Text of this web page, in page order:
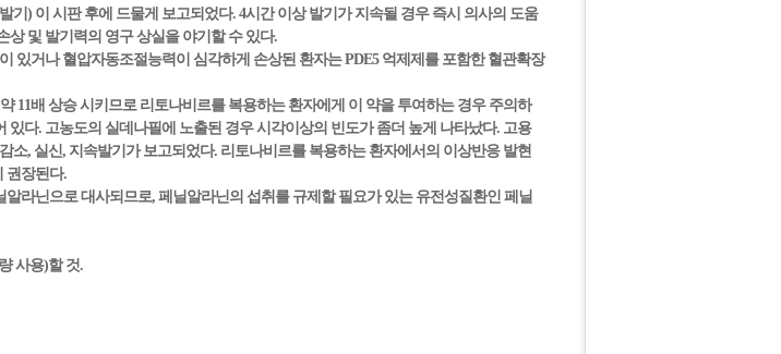
기) 이 시판 후에 드물게 보고되었다. 4시간 이상 발기가 지속될 경우 즉시 의사의 도움
상 및 발기력의 영구 상실을 야기할 수 있다.
있거나 혈압자동조절능력이 심각하게 손상된 환자는 PDE5 억제제를 포함한 혈관확장
11배 상승 시키므로 리토나비르를 복용하는 환자에게 이 약을 투여하는 경우 주의하
다. 고농도의 실데나필에 노출된 경우 시각이상의 빈도가 좀더 높게 나타났다. 고용
소, 실신, 지속발기가 보고되었다. 리토나비르를 복용하는 환자에서의 이상반응 발현
권장된다.
라닌으로 대사되므로, 페닐알라닌의 섭취를 규제할 필요가 있는 유전성질환인 페닐
사용)할 것.